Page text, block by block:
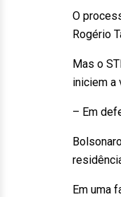
O
Rogério
Mas o
iniciem a
– Em
Em uma